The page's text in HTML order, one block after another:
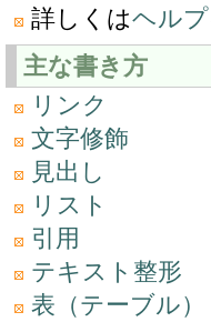
詳しくはヘルプ
主な書き方
リンク
文字修飾
見出し
リスト
引用
テキスト整形
表（テーブル）